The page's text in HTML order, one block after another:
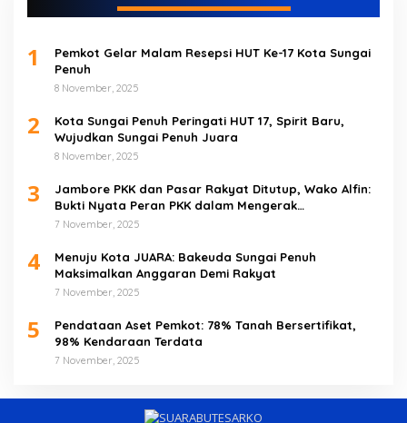
1
Pemkot Gelar Malam Resepsi HUT Ke-17 Kota Sungai
Penuh
8 November, 2025
2
Kota Sungai Penuh Peringati HUT 17, Spirit Baru,
Wujudkan Sungai Penuh Juara
8 November, 2025
3
Jambore PKK dan Pasar Rakyat Ditutup, Wako Alfin:
Bukti Nyata Peran PKK dalam Mengerak
Perekonomian Masyarakat
7 November, 2025
4
Menuju Kota JUARA: Bakeuda Sungai Penuh
Maksimalkan Anggaran Demi Rakyat
7 November, 2025
5
Pendataan Aset Pemkot: 78% Tanah Bersertifikat,
98% Kendaraan Terdata
7 November, 2025